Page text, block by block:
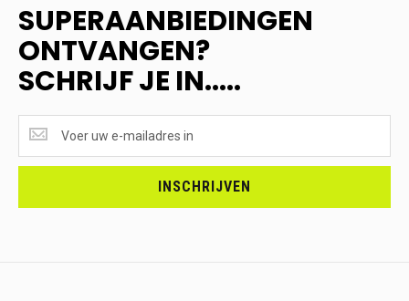
SUPERAANBIEDINGEN
ONTVANGEN?
SCHRIJF JE IN.....
ONTVANGEN?
<br>SCHRIJF
INSCHRIJVEN